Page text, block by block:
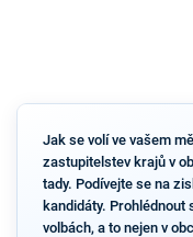
Jak se volí ve vašem
zastupitelstev krajů v
tady. Podívejte se na
kandidáty. Prohlédnout
volbách, a to nejen v